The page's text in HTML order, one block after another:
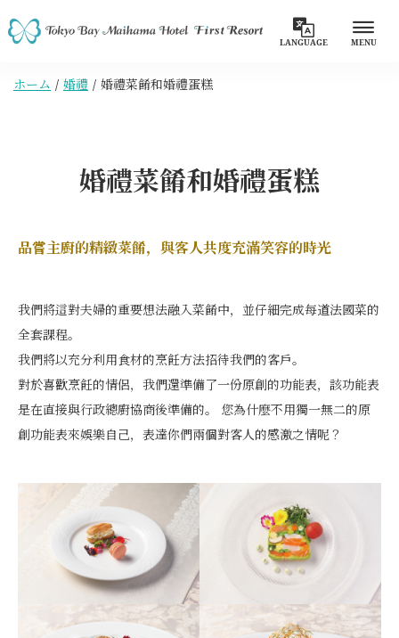
LANGUAGE MENU
ホーム 婚禮 婚禮菜餚和婚禮蛋糕
婚禮菜餚和婚禮蛋糕
品嘗主廚的精緻菜餚，與客人共度充滿笑容的時光
我們將這對夫婦的重要想法融入菜餚中，並仔細完成每道法國菜的
全套課程。
我們將以充分利用食材的烹飪方法招待我們的客戶。
對於喜歡烹飪的情侶，我們還準備了一份原創的功能表，該功能表
是在直接與行政總廚協商後準備的。 您為什麼不用獨一無二的原
創功能表來娛樂自己，表達你們兩個對客人的感激之情呢？